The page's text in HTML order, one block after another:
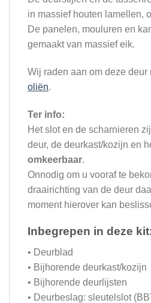
in massief houten lamellen,
De panelen, mouluren en
gemaakt van massief eik.
Wij raden aan om deze deur
oliën.
Ter info:
Het slot en de scharnieren
deur, de deurkast/kozijn en
omkeerbaar.
Onnodig om u vooraf te
draairichting van de deur
moment hierover kan
Inbegrepen in deze
• Deurblad
• Bijhorende deurkast/kozijn
• Bijhorende deurlijsten
• Deurbeslag: sleutelslot